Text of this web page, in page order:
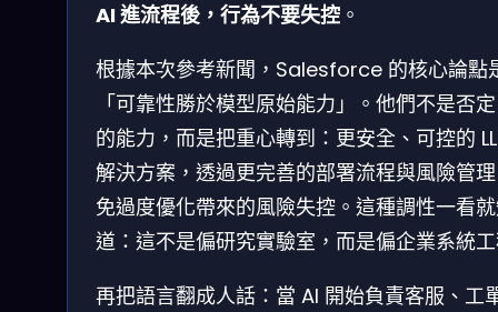
AI 進流程後，行為不要失控 。
根據本次參考新聞，Salesforce 的核心論點
「可靠性勝於模型原始能力」。他們不是否定
的能力，而是把重心轉到：更安全、可控的
解決方案，透過更完善的部署流程與風險管
免過度優化帶來的風險失控。這種調性一看
道：這不是偏研究實驗室，而是偏企業系統
再把語言翻成人話：當 AI 開始負責客服、工